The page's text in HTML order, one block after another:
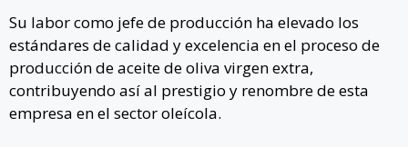
Su labor como jefe de producción ha elevado los
estándares de calidad y excelencia en el proceso de
producción de aceite de oliva virgen extra,
contribuyendo así al prestigio y renombre de esta
empresa en el sector oleícola.